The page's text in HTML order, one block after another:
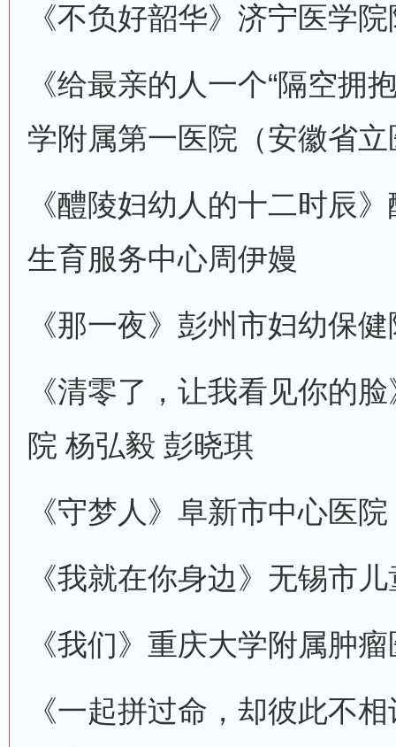
《不负好韶华》 济宁医学
《给最亲的人一个“隔空拥
学附属第一医院（安徽省
《醴陵妇幼人的十二时辰》
生育服务中心周伊嫚
《那一夜》 彭州市妇幼保健
《清零了，让我看见你的脸
院 杨弘毅 彭晓琪
《守梦人》 阜新市中心医
《我就在你身边》 无锡市
《我们》 重庆大学附属肿瘤
《一起拼过命，却彼此不